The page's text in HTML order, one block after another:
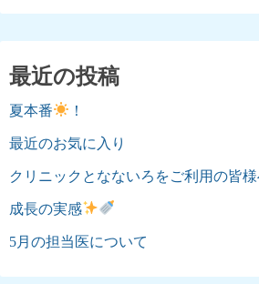
最近の投稿
夏本番 ！
最近のお気に入り
クリニックとなないろをご利用の皆
成長の実感
5月の担当医について